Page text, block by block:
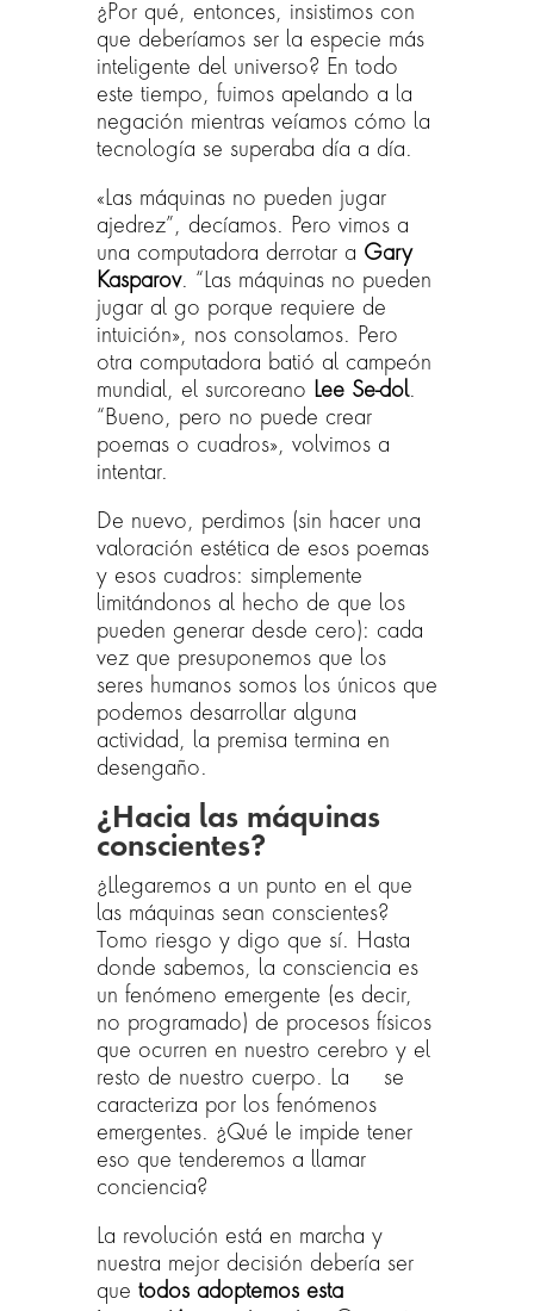
¿Por qué, entonces, insistimos con
que deberíamos ser la especie más
inteligente del universo? En todo
este tiempo, fuimos apelando a la
negación mientras veíamos cómo la
tecnología se superaba día a día.
«Las máquinas no pueden jugar
ajedrez”, decíamos. Pero vimos a
una computadora derrotar a Gary
Kasparov. “Las máquinas no pueden
jugar al go porque requiere de
intuición», nos consolamos. Pero
otra computadora batió al campeón
mundial, el surcoreano Lee Se-dol.
“Bueno, pero no puede crear
poemas o cuadros», volvimos a
intentar.
De nuevo, perdimos (sin hacer una
valoración estética de esos poemas
y esos cuadros: simplemente
limitándonos al hecho de que los
pueden generar desde cero): cada
vez que presuponemos que los
seres humanos somos los únicos que
podemos desarrollar alguna
actividad, la premisa termina en
desengaño.
¿Hacia las máquinas
conscientes?
¿Llegaremos a un punto en el que
las máquinas sean conscientes?
Tomo riesgo y digo que sí. Hasta
donde sabemos, la consciencia es
un fenómeno emergente (es decir,
no programado) de procesos físicos
que ocurren en nuestro cerebro y el
resto de nuestro cuerpo. La
se
caracteriza por los fenómenos
emergentes. ¿Qué le impide tener
eso que tenderemos a llamar
conciencia?
La revolución está en marcha y
nuestra mejor decisión debería ser
que todos adoptemos esta